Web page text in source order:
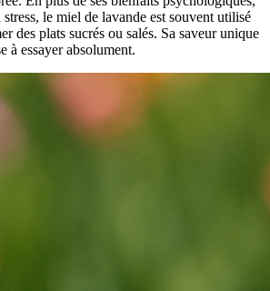
le miel de lavande est souvent utilisé
des plats sucrés ou salés. Sa saveur unique
à essayer absolument.